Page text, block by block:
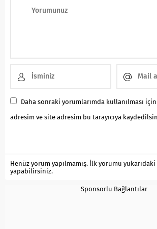
Daha sonraki yorumlarımda kullanılması
adresim ve site adresim bu tarayıcıya
Henüz yorum yapılmamış. İlk yorumu yukarıdaki
yapabilirsiniz.
Sponsorlu Bağlantılar